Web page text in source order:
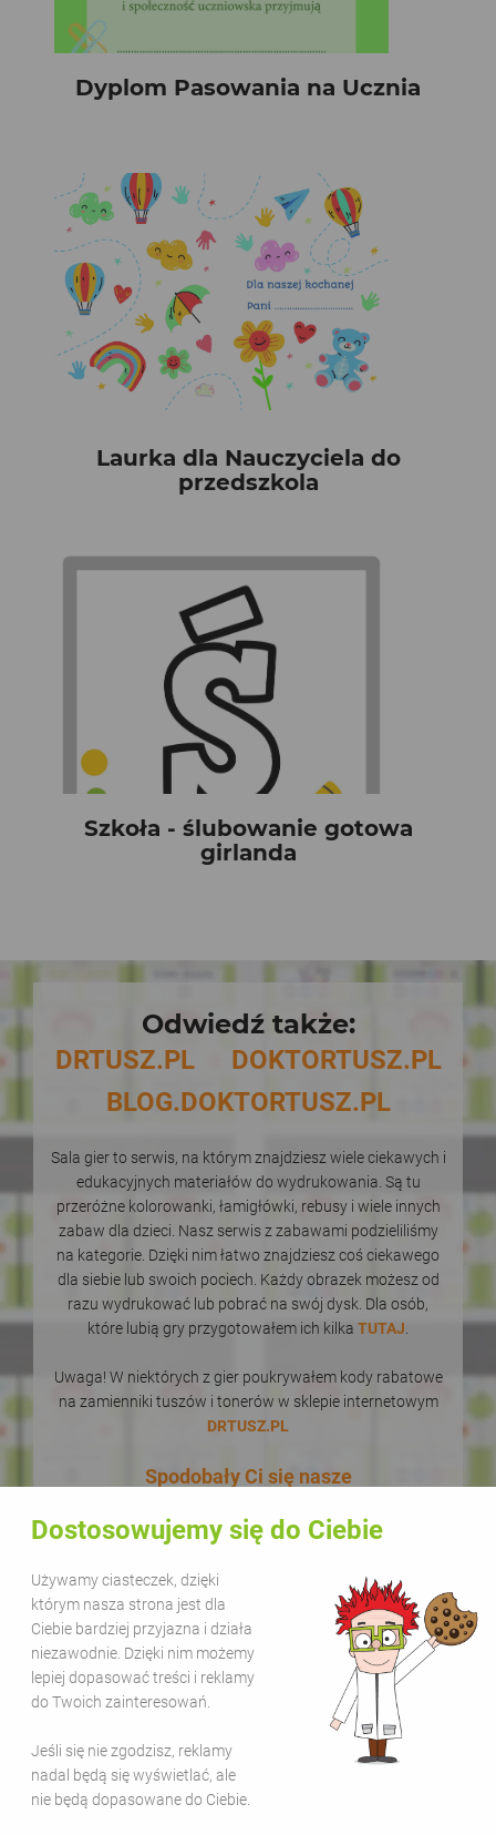
Dostosowujemy się do Ciebie
Używamy ciasteczek, dzięki
którym nasza strona jest dla
Ciebie bardziej przyjazna i działa
niezawodnie. Dzięki nim możemy
lepiej dopasować treści i reklamy
do Twoich zainteresowań.
Jeśli się nie zgodzisz, reklamy
nadal będą się wyświetlać, ale
nie będą dopasowane do Ciebie.
Dyplom Pasowania na Ucznia
Laurka dla Nauczyciela do
przedszkola
Szkoła - ślubowanie gotowa
girlanda
Odwiedź także:
DRTUSZ.PL
DOKTORTUSZ.PL
BLOG.DOKTORTUSZ.PL
Sala gier to serwis, na którym znajdziesz wiele ciekawych i
edukacyjnych materiałów do wydrukowania. Są tu
przeróżne kolorowanki, łamigłówki, rebusy i wiele innych
zabaw dla dzieci. Nasz serwis z zabawami podzieliliśmy
na kategorie. Dzięki nim łatwo znajdziesz coś ciekawego
dla siebie lub swoich pociech. Każdy obrazek możesz od
razu wydrukować lub pobrać na swój dysk. Dla osób,
które lubią gry przygotowałem ich kilka TUTAJ
Uwaga! W niektórych z gier poukrywałem kody rabatowe
na zamienniki tuszów i tonerów w sklepie internetowym
DRTUSZ.PL
Spodobały Ci się nasze
je dalej! W dodatku zupełnie za
darmo! Udostępnianie naszych
materiałów w celach
edukacyjnych jest bezpłatne.
Wystarczy, że zamieścisz na
swojej stronie lub kanale
informację, że pochodzą one z
serwisu Sala Gier i dodasz link
www.salagier.pl. Kolorową zabawą